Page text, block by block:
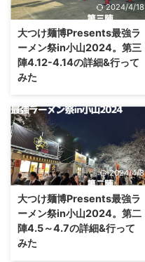
2024/4/18
大つけ麺博Presents最強ラ
ーメン祭in小山2024。第三
陣4.12-4.14の詳細&行って
みた
2024/4/8
大つけ麺博Presents最強ラ
ーメン祭in小山2024。第二
陣4.5～4.7の詳細&行って
みた